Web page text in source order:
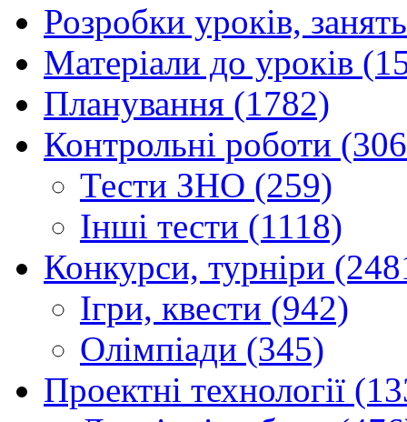
Розробки уроків,
Матеріали до уроків
Планування (1782)
Контрольні роботи
Тести ЗНО (259)
Інші тести (1118)
Конкурси, турніри
Ігри, квести (942)
Олімпіади (345)
Проектні технології